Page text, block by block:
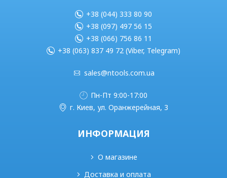
+38 (044) 333 80 90
+38 (097) 497 56 15
+38 (066) 756 86 11
+38 (063) 837 49 72 (Viber, Telegram)
sales@ntools.com.ua
Пн-Пт 9:00-17:00
г. Киев, ул. Оранжерейная, 3
ИНФОРМАЦИЯ
О магазине
Доставка и оплата